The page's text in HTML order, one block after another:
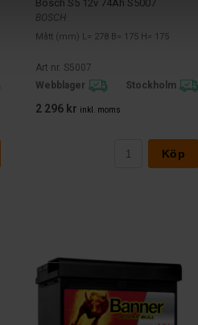
Bosch S5 12v 74Ah S5007
BOSCH
Mått (mm) L= 278 B= 175 H= 175
Art nr. S5007
Webblager
Stockholm
2 296 kr inkl. moms
Köp